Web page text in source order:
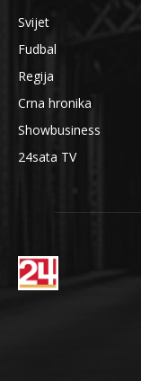
Svijet
Fudbal
Regija
Crna hronika
Showbusiness
24sata TV